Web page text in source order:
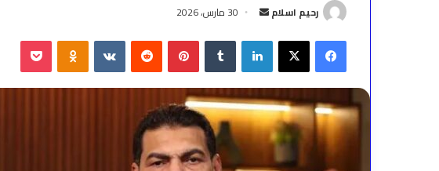
رحيم اسلام
أرسل
إلكترونيا
30 مارس، 2026
فيسبوك‫X لينكدإن بينتيريست Odnoklassniki
‫Pocket